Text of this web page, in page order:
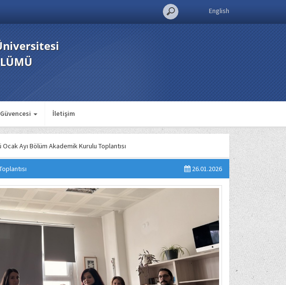
English
İletişim
Ocak Ayı Bölüm Akademik Kurulu Toplantısı
26.01.2026